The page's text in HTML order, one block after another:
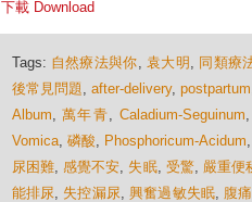
下載 Download
Tags: 自然療法與你, 袁大明 , 同類療
後常見問題, after-delivery, postpartum
Album, 萬年青, Caladium-Seguinum
Vomica, 磷酸, Phosphoricum-Acidum,
尿困難, 感覺不安, 失眠, 受驚, 嚴重便
能排尿, 失控漏尿,興奮過敏失眠, 腹痛